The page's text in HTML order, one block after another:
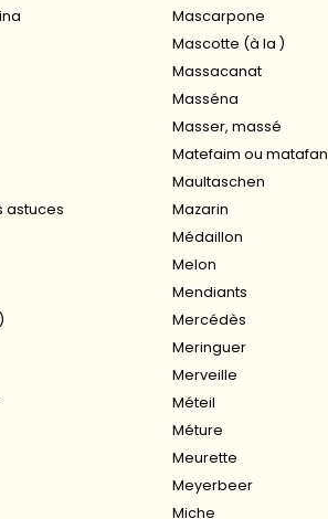
Mascarpone
Mascotte (à la )
Massacanat
Masséna
Masser, massé
Matefaim ou matafan
Maultaschen
astuces
Mazarin
Médaillon
Melon
Mendiants
Mercédès
Meringuer
Merveille
Méteil
Méture
Meurette
Meyerbeer
Miche